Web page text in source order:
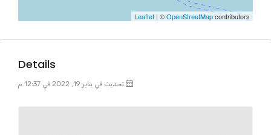
Leaflet | ©OpenStreetMapcontributors
Details
تحديث في يناير 19, 2022 في 12:37 م